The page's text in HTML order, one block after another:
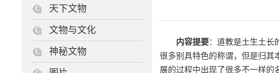
C 天下文物
C 文物与文化
C 神秘文物
内容提要：道教是土生土长
很多别具特色的称谓，但是归其
展的过程中出现了很多不一样的